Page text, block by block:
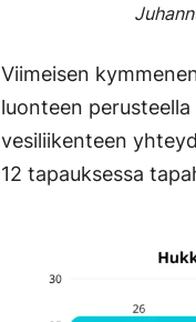
Viimeisen
luonteen
vesiliikenteen
12 tapauksessa